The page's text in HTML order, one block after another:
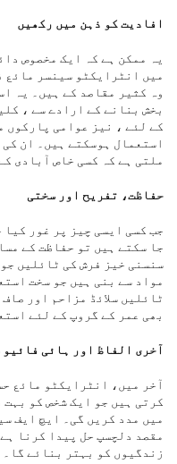
افادیت کو ذہن میں رکھیں
یہ ممکن ہے کہ ایک مخصوص
میں انٹرایکٹو سینسر مائع
وہ کثیر مقاصد کے ہیں۔ یہ
بخش بنانے کے ارادے سے ،
کے لئے ، نیز عوامی پارکوں
استعمال ہوسکتے ہیں۔ ان
ملتی ہے کہ کسی خاص آبادی
حفاظت، تفریح اور سختی
جب کسی ایسی چیز پر غور کیا
جا سکتے ہیں تو حفاظت کے
سنسنی خیز فرش کی ٹائلیں
مواد سے بنی ہیں جو سخت
ٹائلیں سلائڈ مزاحم اور
بھی عمر کے گروپ کے لئے
آخری الفاظ اور ہائی
آخر میں، انٹرایکٹو مائع
کرتی ہیں جو ایک شخص کو
میں مدد کریں گی۔ ایچ ایف
مقصد دلچسپ حل پیدا کرنا
زندگیوں کو بہتر بنائے گا۔